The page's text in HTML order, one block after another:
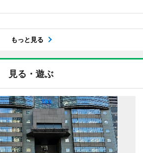
もっと見る
見る・遊ぶ